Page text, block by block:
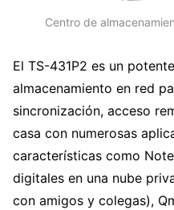
Centro de
El TS-431P2 es un
almacenamiento en red
sincronización, acceso
casa con numerosas
características como
digitales en una nube
con amigos y colegas),